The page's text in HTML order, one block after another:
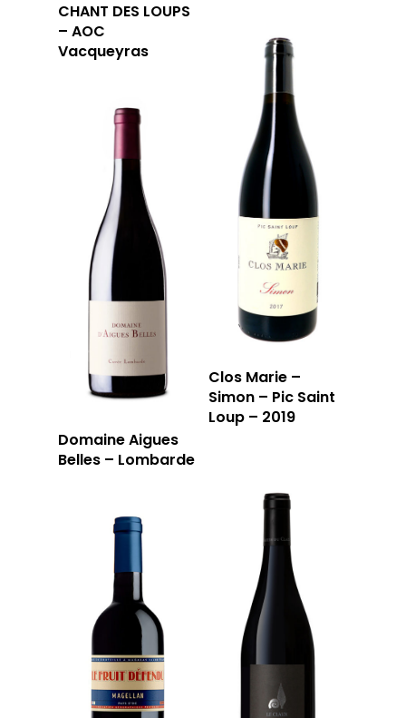
CHANT DES LOUPS
– AOC
Vacqueyras
Clos Marie –
Simon – Pic Saint
Loup – 2019
Domaine Aigues
Belles – Lombarde